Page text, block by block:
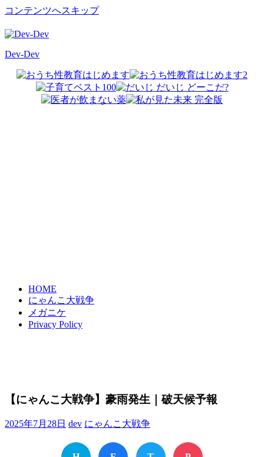
コンテンツへスキップ
Dev-Dev
HOME
にゃんこ大戦争
メガニケ
Privacy Policy
【にゃんこ大戦争】豪雨発生｜破天候予報
2025年7月28日 dev にゃんこ大戦争